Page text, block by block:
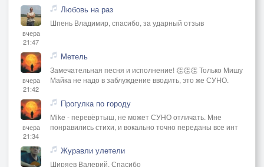
вчера
21:47
Любовь на раз
Шпень Владимир, спасибо, за ударный отзыв
вчера
21:42
Метель
Замечательная песня и исполнение! 👏👏👏 Только Мишу
Майка не надо в заблуждение вводить, это же СУНО.
вчера
21:34
Прогулка по городу
Mike - перевёртыш, не может СУНО отличать. Мне
понравились стихи, и вокально точно переданы все инт
Журавли улетели
Ширяев Валерий, Спасибо